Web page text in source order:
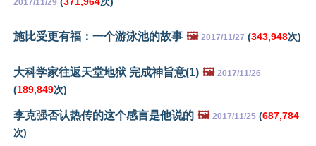
2017/11/29
施比受更有福：一个游泳池的故事 🖼️ 2017/11/27 (343,948次)
大科学家往返天堂地狱 完成神旨意(1) 🖼️ 2017/11/26
(189,849次)
李克强否认热传的这个感言是他说的 🖼️ 2017/11/25 (687,784
次)